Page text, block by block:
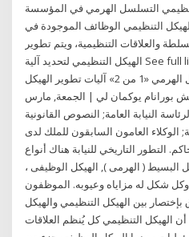
التسلسل الهرمي في المؤسسة
التنظيمي الوظائف الموجودة في
والعلاقات التنظيمية، ويتم تطوير
الهيكل التنظيمي لتحديد آلية See full list on business.tutsplus.com
معضلة الهيكل التنظيمي والتسلسل الهرمي «1 من 2» آليات تطوير الهيكل
بورانام يوكمان لي | الجمعة, مارس
لرئاسة النيابة العامة; النصوص القانونية
الوكلاء العامون السابقون للملك لدى
التطور التاريخي للنيابة هناك أنواع
البسيط ( الهرمى ), الهيكل الوظيفى ،
شكل له مزاياه وعيوبه. الموظفون
بين الهيكل التنظيمي والهيكل
الهيكل التنظيمي كل يُنظم العلاقات